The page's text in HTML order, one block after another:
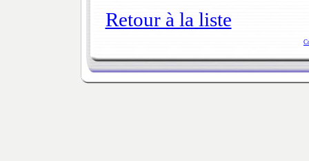
Retour à la liste